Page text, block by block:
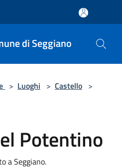
di Seggiano
> Luoghi > Castello >
Potentino
a Seggiano.